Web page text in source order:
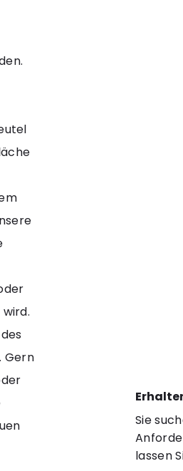
Sie
lassen
Gern